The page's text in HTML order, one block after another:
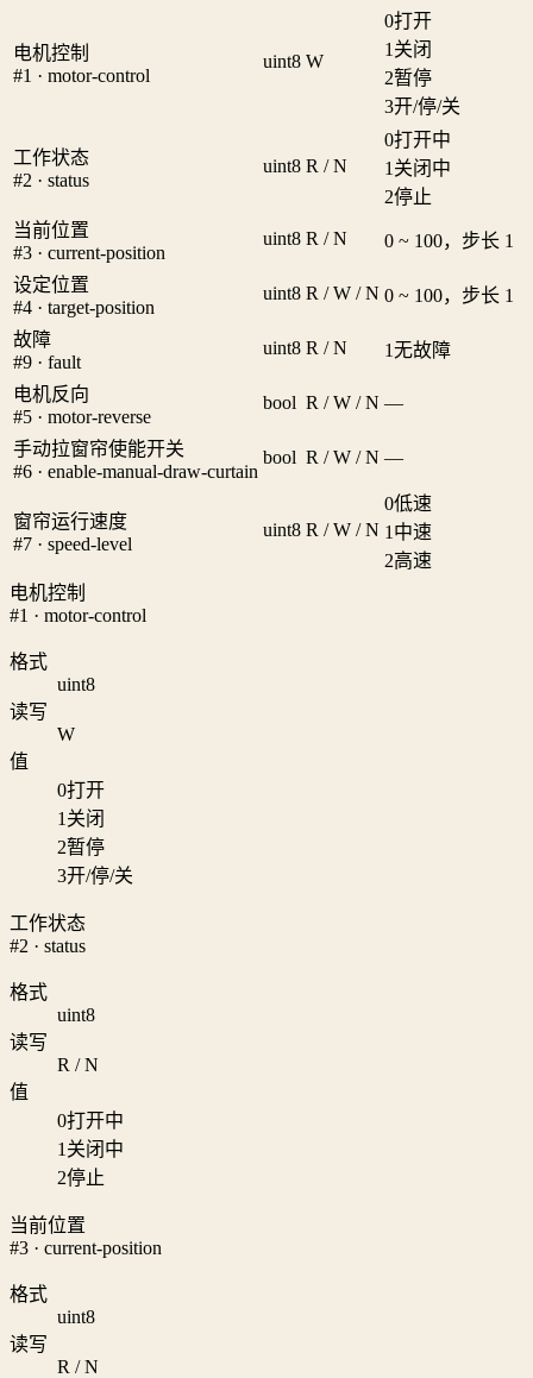
电机控制
#1 · motor-control
uint8 W
0打开
1 关闭
2暂停
3开/停/关
工作状态
#2 · status
uint8 R / N
0打开中
1 关闭中
2停止
当前位置
#3 · current-position
uint8 R / N 0 ~ 100，步长 1
设定位置
#4 · target-position
uint8 R / W / N 0 ~ 100，步长 1
故障
#9 · fault
uint8 R / N 1无故障
电机反向
#5 · motor-reverse
bool R / W / N —
手动拉窗帘使能开关
#6 · enable-manual-draw-curtain
bool R / W / N —
窗帘运行速度
#7 · speed-level
uint8 R / W / N
0低速
1 中速
2高速
电机控制
#1 · motor-control
格式
uint8
读写
W
值
0打开
1 关闭
2暂停
3开/停/关
工作状态
#2 · status
格式
uint8
读写
R / N
值
0打开中
1 关闭中
2停止
当前位置
#3 · current-position
格式
uint8
读写
R / N